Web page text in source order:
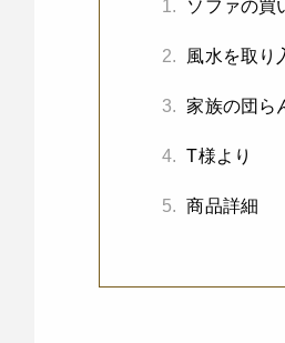
1. ソファの買
2. 風水を取り
3. 家族の団ら
4. T様より
5. 商品詳細